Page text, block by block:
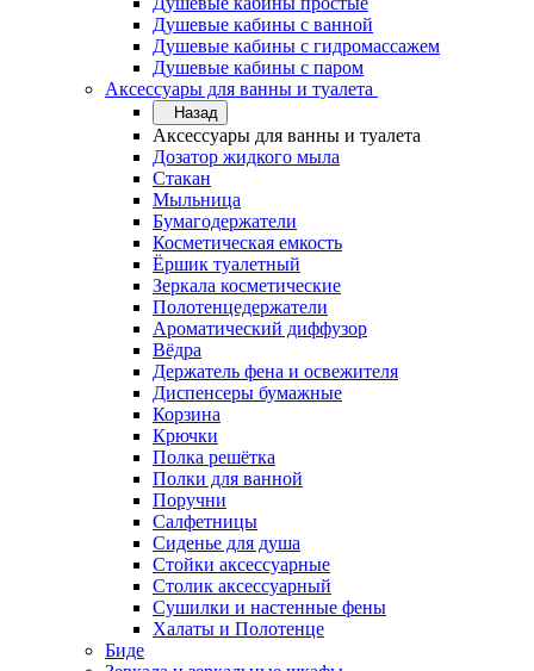
Душевые кабины с ванной
Душевые кабины с гидромассажем
Душевые кабины с паром
Аксессуары для ванны и туалета
Назад
Аксессуары для ванны и туалета
Дозатор жидкого мыла
Стакан
Мыльница
Бумагодержатели
Косметическая емкость
Ёршик туалетный
Зеркала косметические
Полотенцедержатели
Ароматический диффузор
Вёдра
Держатель фена и освежителя
Диспенсеры бумажные
Корзина
Крючки
Полка решётка
Полки для ванной
Поручни
Салфетницы
Сиденье для душа
Стойки аксессуарные
Столик аксессуарный
Сушилки и настенные фены
Халаты и Полотенце
Биде